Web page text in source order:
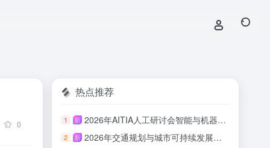
0
热点推荐
1 新 2026年AITIA人工研讨会智能与机器学习（AITIA-AIML 2026）
2 新 2026年交通规划与城市可持续发展国际会议（ITPUSD 2026）